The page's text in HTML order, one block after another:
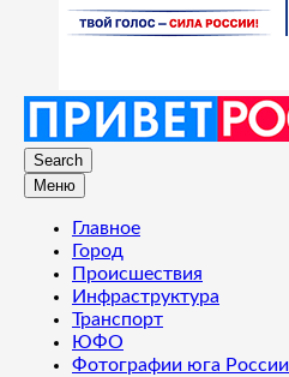
Search
Меню
Главное
Город
Происшествия
Инфраструктура
Транспорт
ЮФО
Фотографии юга России